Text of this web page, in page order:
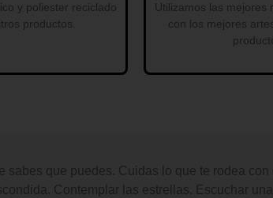
y poliester reciclado
productos.
Utilizamos las mejores
con los mejores
que puedes. Cuidas lo que te rodea
Contemplar las estrellas. Escuchar